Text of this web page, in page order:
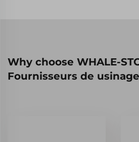
Why choose WHALE-
Fournisseurs de